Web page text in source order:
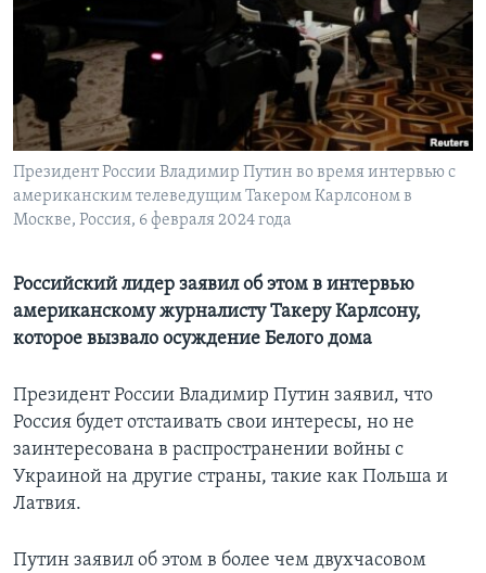
Learning English
СОЦИАЛЬНЫЕ СЕТИ
Языки
Президент России Владимир Путин во время интервью с
американским телеведущим Такером Карлсоном в
Москве, Россия, 6 февраля 2024 года
Российский лидер заявил об этом в интервью
американскому журналисту Такеру Карлсону,
которое вызвало осуждение Белого дома
Президент России Владимир Путин заявил, что
Россия будет отстаивать свои интересы, но не
заинтересована в распространении войны с
Украиной на другие страны, такие как Польша и
Латвия.
Путин заявил об этом в более чем двухчасовом